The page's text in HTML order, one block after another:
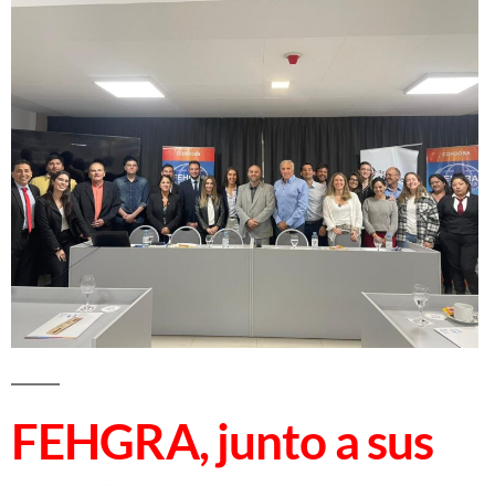
FEHGRA, junto a sus